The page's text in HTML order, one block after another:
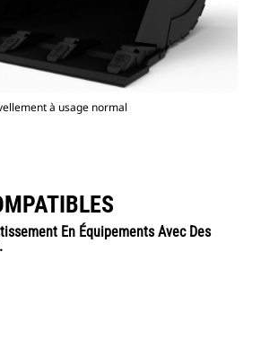
à usage normal
En Équipements Avec Des